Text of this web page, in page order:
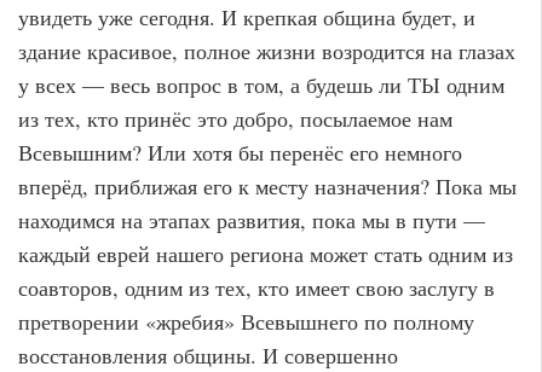
увидеть уже сегодня. И крепкая община будет, и
здание красивое, полное жизни возродится на глазах
у всех — весь вопрос в том, а будешь ли ТЫ одним
из тех, кто принёс это добро, посылаемое нам
Всевышним? Или хотя бы перенёс его немного
вперёд, приближая его к месту назначения? Пока мы
находимся на этапах развития, пока мы в пути —
каждый еврей нашего региона может стать одним из
соавторов, одним из тех, кто имеет свою заслугу в
претворении «жребия» Всевышнего по полному
восстановления общины. И совершенно